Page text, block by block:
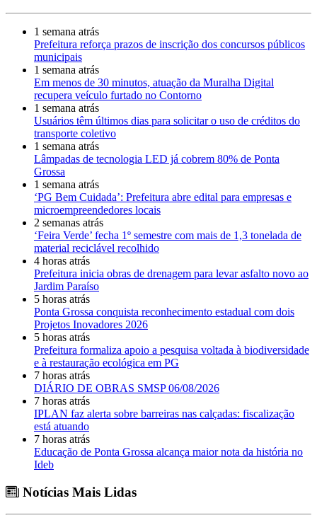
1 semana atrás
Prefeitura reforça prazos de inscrição dos concursos públicos
municipais
1 semana atrás
Em menos de 30 minutos, atuação da Muralha Digital
recupera veículo furtado no Contorno
1 semana atrás
Usuários têm últimos dias para solicitar o uso de créditos do
transporte coletivo
1 semana atrás
Lâmpadas de tecnologia LED já cobrem 80% de Ponta
Grossa
1 semana atrás
‘PG Bem Cuidada’: Prefeitura abre edital para empresas e
microempreendedores locais
2 semanas atrás
‘Feira Verde’ fecha 1º semestre com mais de 1,3 tonelada de
material reciclável recolhido
4 horas atrás
Prefeitura inicia obras de drenagem para levar asfalto novo ao
Jardim Paraíso
5 horas atrás
Ponta Grossa conquista reconhecimento estadual com dois
Projetos Inovadores 2026
5 horas atrás
Prefeitura formaliza apoio a pesquisa voltada à biodiversidade
e à restauração ecológica em PG
7 horas atrás
DIÁRIO DE OBRAS SMSP 06/08/2026
7 horas atrás
IPLAN faz alerta sobre barreiras nas calçadas: fiscalização
está atuando
7 horas atrás
Educação de Ponta Grossa alcança maior nota da história no
Ideb
Notícias Mais Lidas